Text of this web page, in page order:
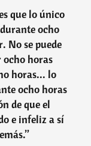
que lo único
ocho
No se puede
ocho horas
horas... lo
ocho horas
de que el
e infeliz a sí
”